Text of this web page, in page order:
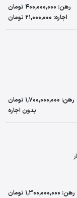
رهن: 400,000,000 تومان
اجاره: 21,000,000 تومان
رهن: 1,700,000,000 تومان
بدون اجاره
رهن: 1,300,000,000 تومان